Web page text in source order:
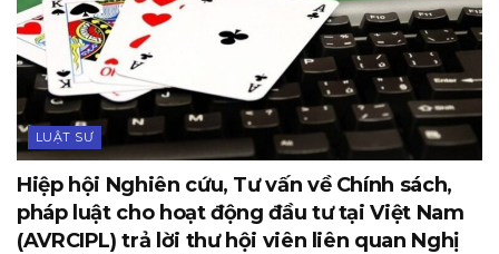
LUẬT SƯ
Hiệp hội Nghiên cứu, Tư vấn về Chính sách,
pháp luật cho hoạt động đầu tư tại Việt Nam
(AVRCIPL) trả lời thư hội viên liên quan Nghị